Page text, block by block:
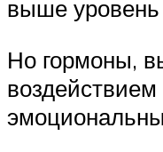
выше уровень
Но гормоны,